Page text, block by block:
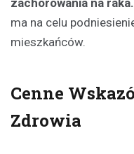
zachorowania na raka.
ma na celu
mieszkańców.
Cenne
Zdrowia